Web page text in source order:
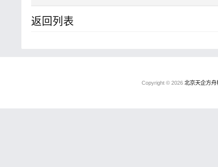
返回列表
Copyright © 2026 北京天企方舟